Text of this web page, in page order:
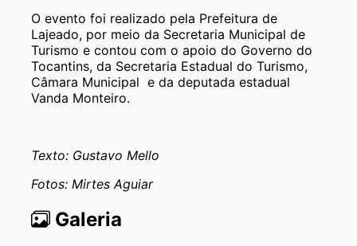
O evento foi realizado pela Prefeitura de
Lajeado, por meio da Secretaria Municipal de
Turismo e contou com o apoio do Governo do
Tocantins, da Secretaria Estadual do Turismo,
Câmara Municipal e da deputada estadual
Vanda Monteiro.
Texto: Gustavo Mello
Fotos: Mirtes Aguiar
Galeria